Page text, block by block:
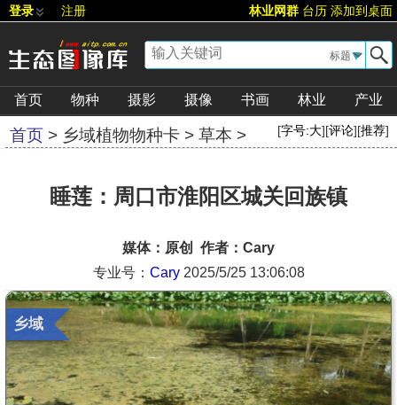
登录 注册 林业网群 台历 添加到桌面
▼
首页 物种 摄影 摄像 书画 林业 产业
首页 > 乡域植物物种卡 > 草本 > [字号:大][评论][推荐]
睡莲：周口市淮阳区城关回族镇
媒体：原创 作者：Cary
专业号： Cary 2025/5/25 13:06:08